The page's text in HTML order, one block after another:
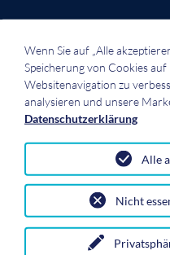
Wenn Sie auf „Alle
Speicherung von Cookies
Websitenavigation zu
analysieren und unsere
Datenschutzerklärung
Nicht
Alle